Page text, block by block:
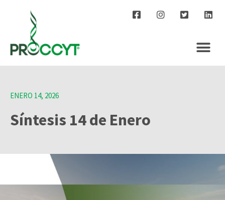
ENERO 14, 2026
Síntesis 14 de Enero